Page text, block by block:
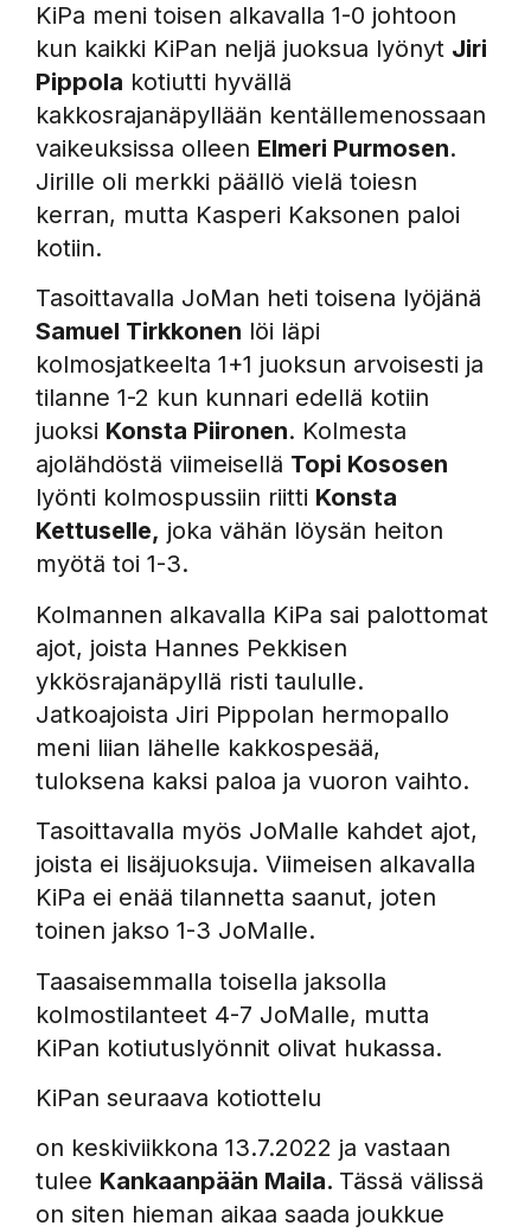
KiPa meni toisen alkavalla 1-0 johtoon
kun kaikki KiPan neljä juoksua lyönyt Jiri
Pippola kotiutti hyvällä
kakkosrajanäpyllään kentällemenossaan
vaikeuksissa olleen Elmeri Purmosen.
Jirille oli merkki päällö vielä toiesn
kerran, mutta Kasperi Kaksonen paloi
kotiin.
Tasoittavalla JoMan heti toisena lyöjänä
Samuel Tirkkonen löi läpi
kolmosjatkeelta 1+1 juoksun arvoisesti ja
tilanne 1-2 kun kunnari edellä kotiin
juoksi Konsta Piironen. Kolmesta
ajolähdöstä viimeisellä Topi Kososen
lyönti kolmospussiin riitti Konsta
Kettuselle, joka vähän löysän heiton
myötä toi 1-3.
Kolmannen alkavalla KiPa sai palottomat
ajot, joista Hannes Pekkisen
ykkösrajanäpyllä risti taululle.
Jatkoajoista Jiri Pippolan hermopallo
meni liian lähelle kakkospesää,
tuloksena kaksi paloa ja vuoron vaihto.
Tasoittavalla myös JoMalle kahdet ajot,
joista ei lisäjuoksuja. Viimeisen alkavalla
KiPa ei enää tilannetta saanut, joten
toinen jakso 1-3 JoMalle.
Taasaisemmalla toisella jaksolla
kolmostilanteet 4-7 JoMalle, mutta
KiPan kotiutuslyönnit olivat hukassa.
KiPan seuraava kotiottelu
on keskiviikkona 13.7.2022 ja vastaan
tulee Kankaanpään Maila. Tässä välissä
on siten hieman aikaa saada joukkue